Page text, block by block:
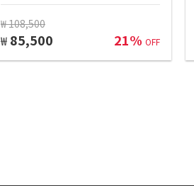
₩ 108,500
₩ 85,500 21% OFF